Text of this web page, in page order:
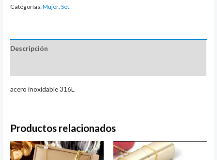
mariposas
Categorías:Mujer,Set
Descripción
acero inoxidable 316L
Productos relacionados